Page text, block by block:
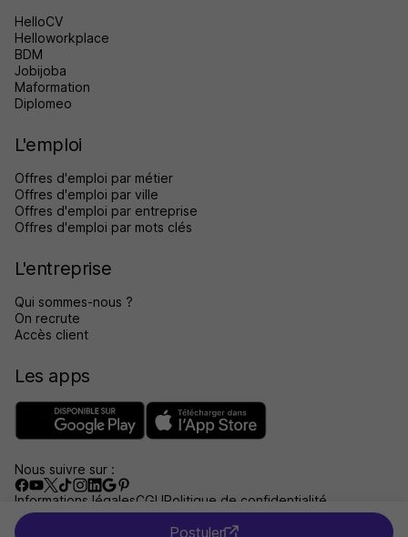
Postuler
HelloCV
Helloworkplace
BDM
Jobijoba
Maformation
Diplomeo
L'emploi
Offres d'emploi par métier
Offres d'emploi par ville
Offres d'emploi par entreprise
Offres d'emploi par mots clés
L'entreprise
Qui sommes-nous ?
On recrute
Accès client
Les apps
Nous suivre sur :
Informations légalesCGUPolitique de confidentialité
Gérer les traceursAccessibilité : non conforme
Aide et contact